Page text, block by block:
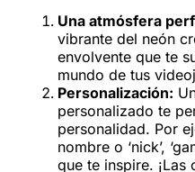
Una atmósfera
vibrante del neón
envolvente que te
mundo de tus
Personalización:
personalizado te
personalidad. Por
nombre o ‘nick’,
que te inspire.